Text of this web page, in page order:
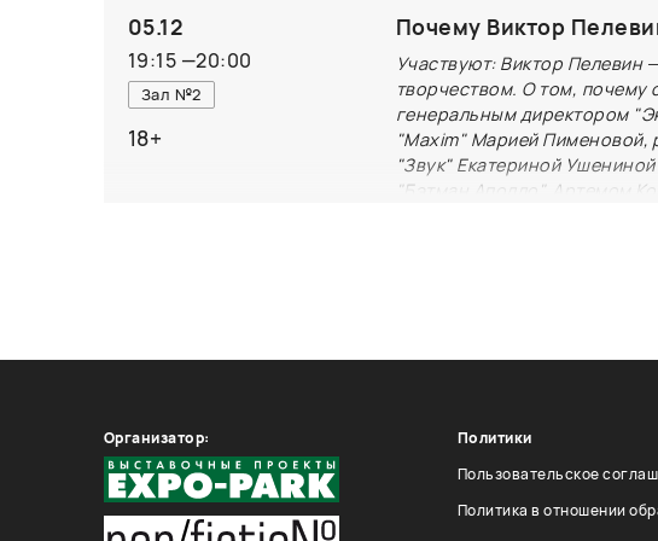
важной частью
электронные сервисы,
покупки в рознице.
быстро и точно находить
рекомендаций,
интересы каждого
05.12
19:15 —20:00
Зал №2
18+
Почему Виктор
Участвуют: Виктор Пелевин
творчеством. О том, почему
генеральным директором
"Maxim" Марией Пименовой,
"Звук" Екатериной
"Бэтман Аполло", Артемом
Организатор:
Политики
Пользовательское
Политика в отношении